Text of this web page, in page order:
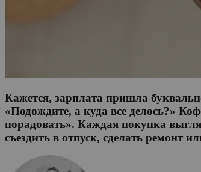
Кажется, зарплата пришла
«Подождите, а куда все делось?»
порадовать». Каждая покупка
съездить в отпуск, сделать ремонт